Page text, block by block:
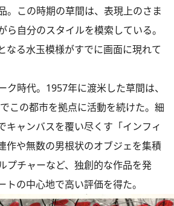
。この時期の草間は、表現上のさま
ら自分のスタイルを模索している。
なる水玉模様がすでに画面に現れて
時代。1957年に渡米した草間は、
この都市を拠点に活動を続けた。細
キャンバスを覆い尽くす「インフィ
作や無数の男根状のオブジェを集積
プチャーなど、独創的な作品を発
トの中心地で高い評価を得た。